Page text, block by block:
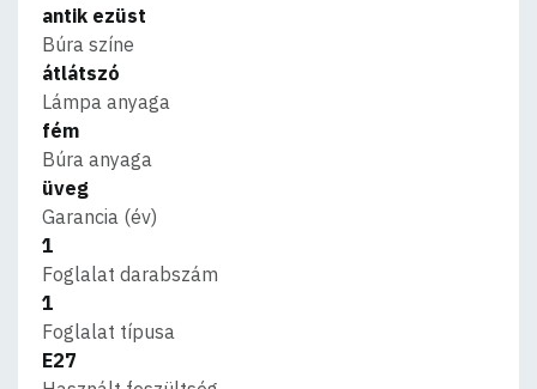
antik ezüst
Búra színe
átlátszó
Lámpa anyaga
fém
Búra anyaga
üveg
Garancia (év)
1
Foglalat darabszám
1
Foglalat típusa
E27